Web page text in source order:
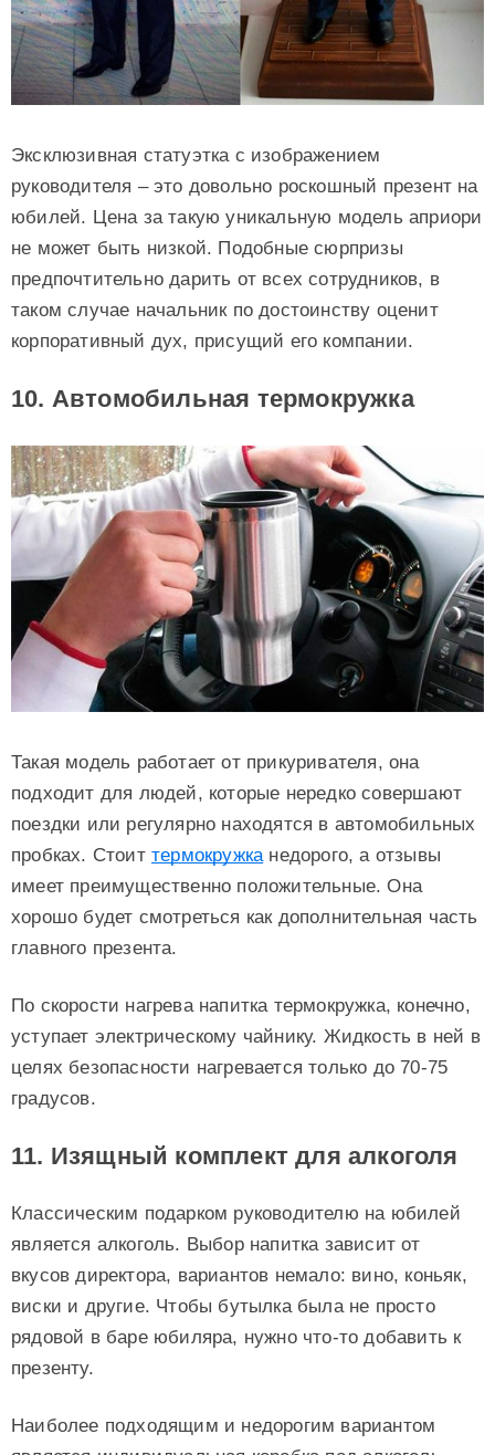
Эксклюзивная статуэтка с изображением
руководителя – это довольно роскошный презент на
юбилей. Цена за такую уникальную модель априори
не может быть низкой. Подобные сюрпризы
предпочтительно дарить от всех сотрудников, в
таком случае начальник по достоинству оценит
корпоративный дух, присущий его компании.
10. Автомобильная термокружка
Такая модель работает от прикуривателя, она
подходит для людей, которые нередко совершают
поездки или регулярно находятся в автомобильных
пробках. Стоит термокружканедорого, а отзывы
имеет преимущественно положительные. Она
хорошо будет смотреться как дополнительная часть
главного презента.
По скорости нагрева напитка термокружка, конечно,
уступает электрическому чайнику. Жидкость в ней в
целях безопасности нагревается только до 70-75
градусов.
11. Изящный комплект для алкоголя
Классическим подарком руководителю на юбилей
является алкоголь. Выбор напитка зависит от
вкусов директора, вариантов немало: вино, коньяк,
виски и другие. Чтобы бутылка была не просто
рядовой в баре юбиляра, нужно что-то добавить к
презенту.
Наиболее подходящим и недорогим вариантом